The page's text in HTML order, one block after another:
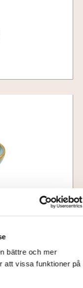
bättre och mer
att vissa funktioner på